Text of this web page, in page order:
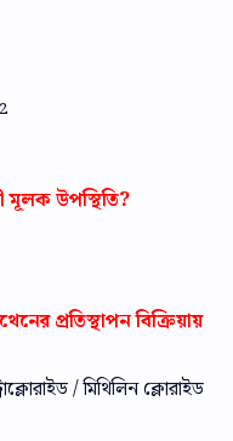
মূলক উপস্থিতি?
প্রতিস্থাপন বিক্রিয়ায়
/ মিথিলিন ক্লোরাইড